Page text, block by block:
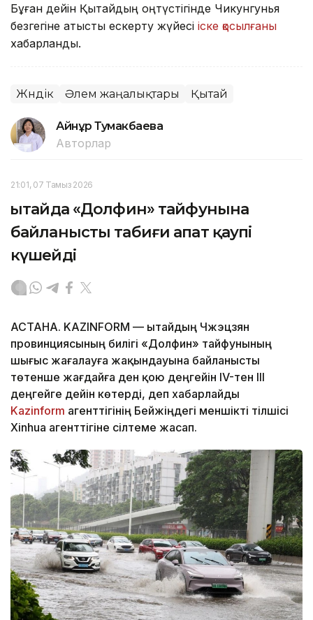
Бұған дейін Қытайдың оңтүстігінде Чикунгунья
безгегіне қатысты ескерту жүйесі іске қосылғаны
хабарланды.
Жәндік Әлем жаңалықтары Қытай
Айнұр Тумакбаева
Авторлар
21:01, 07 Тамыз 2026
Қытайда «Долфин» тайфунына
байланысты табиғи апат қаупі
күшейді
АСТАНА. KAZINFORM — Қытайдың Чжэцзян
провинциясының билігі «Долфин» тайфунының
шығыс жағалауға жақындауына байланысты
төтенше жағдайға ден қою деңгейін IV-тен III
деңгейге дейін көтерді, деп хабарлайды
Kazinform агенттігінің Бейжіңдегі меншікті тілшісі
Xinhua агенттігіне сілтеме жасап.